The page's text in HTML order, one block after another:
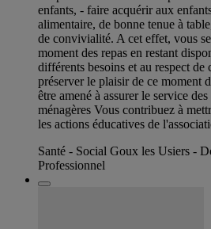
enfants, - faire acquérir aux
alimentaire, de bonne tenue à
de convivialité. A cet effet, vous
moment des repas en restant
différents besoins et au respect
préserver le plaisir de ce moment
être amené à assurer le service
ménagères Vous contribuez à
les actions éducatives de
Santé - Social Goux les Usiers -
Professionnel